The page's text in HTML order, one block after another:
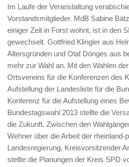
Im Laufe der Veranstaltung
Vorstandsmitglieder. MdB Sabine
einiger Zeit in Forst wohnt, ist in den
gewechselt. Gottfried Klingler aus
Altersgründen und Olaf Dönges aus
mehr zur Wahl an. Mit den Wahlen
Ortsvereins für die Konferenzen des
Aufstellung der Landesliste für die
Konferenz für die Aufstellung eines
Bundestagswahl 2013 stellte die
die Zukunft. Zwischen den
Wehner über die Arbeit der rheinland-
Landesregierung, Kreisvorsitzender
stellte die Planungen der Kreis SPD